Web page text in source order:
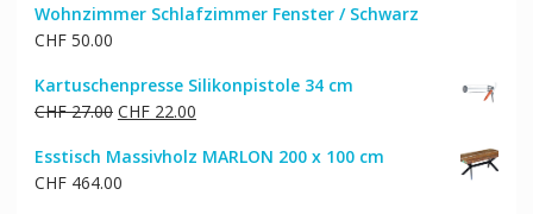
Wohnzimmer Schlafzimmer Fenster / Schwarz
CHF50.00
Kartuschenpresse Silikonpistole 34 cm
CHF27.00 Ursprünglicher
war:
CHF 27.00
CHF22.00Aktueller
ist:
Esstisch Massivholz MARLON 200 x 100 cm
CHF464.00